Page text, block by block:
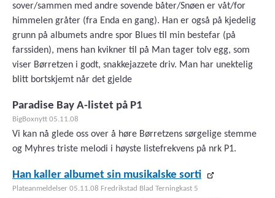
sover/sammen med andre sovende båter/Snøen er våt/for
himmelen gråter (fra Enda en gang). Han er også på kjedelig
grunn på albumets andre spor Blues til min bestefar (på
farssiden), mens han kvikner til på Man tager tolv egg, som
viser Børretzen i godt, snakkejazzete driv. Man har unektelig
blitt bortskjemt når det gjelde
Paradise Bay A-listet på P1
BigBoxnytt 05.11.08
Vi kan nå glede oss over å høre Børretzens sørgelige stemme
og Myhres triste melodi i høyste listefrekvens på nrk P1.
Han kaller albumet sin musikalske sorti
Plateanmeldelser 05.11.08 Fredrikstad Blad Terningkast 5